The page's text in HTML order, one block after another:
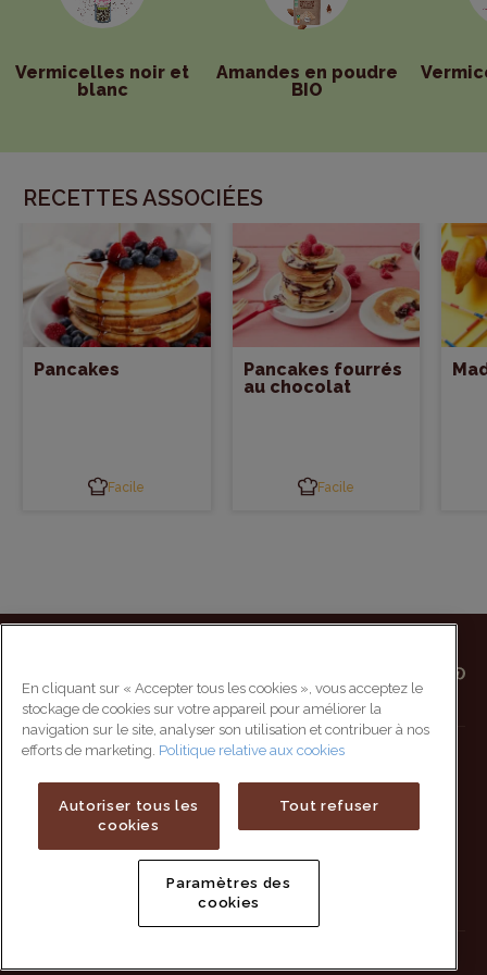
Recouvrir de pâte à tartiner, de noisette concassées et
Vermicelles noir et
blanc
Amandes en poudre
BIO
RECETTES ASSOCIÉES
Pancakes
Facile
Pancakes fourrés
au chocolat
Facile
Carrières
Contact
FAQ
Plan du site
Politique et vie privée
En cliquant sur « Accepter tous les cookies », vous acceptez le
stockage de cookies sur votre appareil pour améliorer la
navigation sur le site, analyser son utilisation et contribuer à nos
efforts de marketing. Politique relative aux cookies
Autoriser tous les
cookies
Tout refuser
Paramètres des
cookies